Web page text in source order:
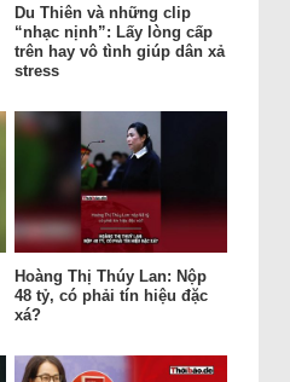
Du Thiên và những clip
“nhạc nịnh”: Lấy lòng cấp
trên hay vô tình giúp dân xả
stress
Hoàng Thị Thúy Lan: Nộp
48 tỷ, có phải tín hiệu đặc
xá?